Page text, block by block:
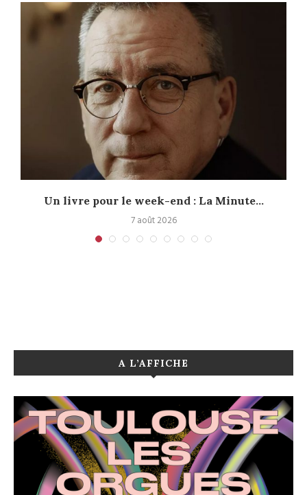
Un livre pour le week-end : La Minute...
7 août 2026
A L’AFFICHE